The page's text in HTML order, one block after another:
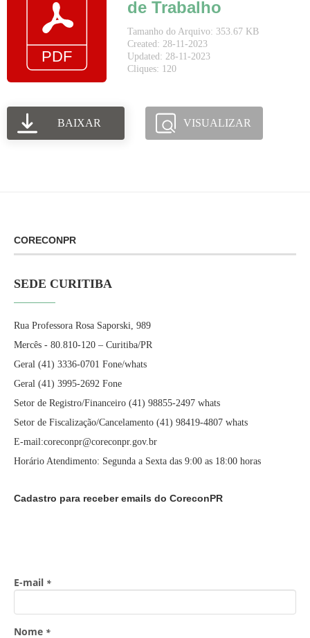
de Trabalho
Tamanho do Arquivo: 353.67 KB
Created: 28-11-2023
Updated: 28-11-2023
Cliques: 120
BAIXAR VISUALIZAR
CORECONPR
SEDE CURITIBA
Rua Professora Rosa Saporski, 989
Mercês - 80.810-120 – Curitiba/PR
Geral (41) 3336-0701 Fone/whats
Geral (41) 3995-2692 Fone
Setor de Registro/Financeiro (41) 98855-2497 whats
Setor de Fiscalização/Cancelamento (41) 98419-4807 whats
E-mail:coreconpr@coreconpr.gov.br
Horário Atendimento: Segunda a Sexta das 9:00 as 18:00 horas
Cadastro para receber emails do CoreconPR